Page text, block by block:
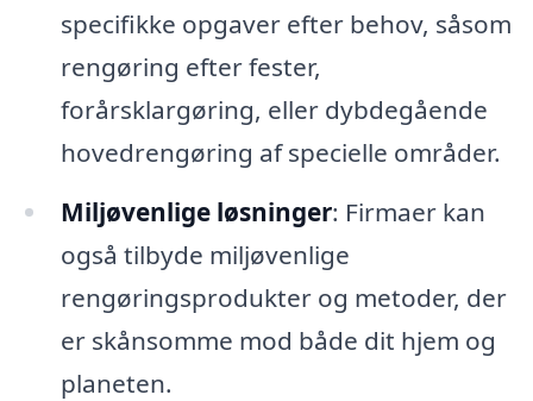
specifikke opgaver efter behov, såsom
rengøring efter fester,
forårsklargøring, eller dybdegående
hovedrengøring af specielle områder.
Miljøvenlige løsninger: Firmaer kan
også tilbyde miljøvenlige
rengøringsprodukter og metoder, der
er skånsomme mod både dit hjem og
planeten.